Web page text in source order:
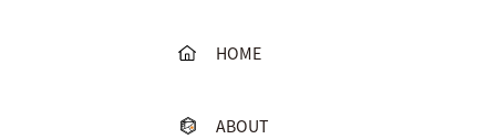
HOME
ABOUT